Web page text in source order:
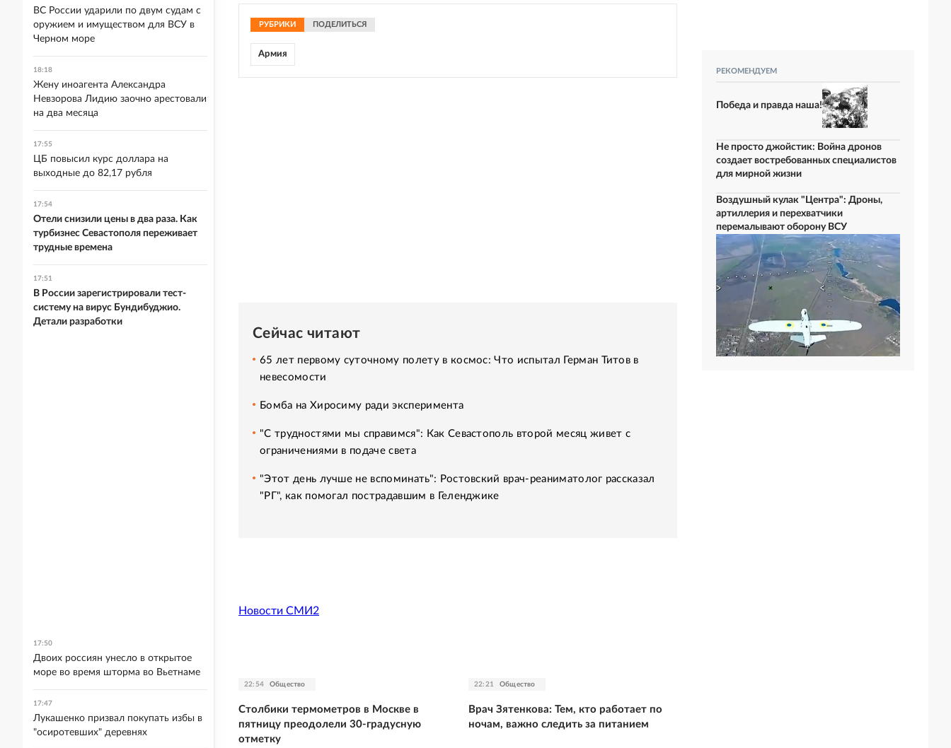
РУБРИКИ ПОДЕЛИТЬСЯ
Армия
Сейчас читают
65 лет первому суточному полету в космос: Что испытал Герман Титов в
невесомости
Бомба на Хиросиму ради эксперимента
"С трудностями мы справимся": Как Севастополь второй месяц живет с
ограничениями в подаче света
"Этот день лучше не вспоминать": Ростовский врач-реаниматолог рассказал
"РГ", как помогал пострадавшим в Геленджике
Новости СМИ2
22:54 Общество
Столбики термометров в Москве в
пятницу преодолели 30-градусную
отметку
22:21 Общество
Врач Зятенкова: Тем, кто работает по
ночам, важно следить за питанием
РЕКОМЕНДУЕМ
Победа и правда наша!
Не просто джойстик: Война дронов
создает востребованных специалистов
для мирной жизни
Воздушный кулак "Центра": Дроны,
артиллерия и перехватчики
перемалывают оборону ВСУ
ВС России ударили по двум судам с
оружием и имуществом для ВСУ в
Черном море
18:18
Жену иноагента Александра
Невзорова Лидию заочно арестовали
на два месяца
17:55
ЦБ повысил курс доллара на
выходные до 82,17 рубля
17:54
Отели снизили цены в два раза. Как
турбизнес Севастополя переживает
трудные времена
17:51
В России зарегистрировали тест-
систему на вирус Бундибуджио.
Детали разработки
17:50
Двоих россиян унесло в открытое
море во время шторма во Вьетнаме
17:47
Лукашенко призвал покупать избы в
"осиротевших" деревнях